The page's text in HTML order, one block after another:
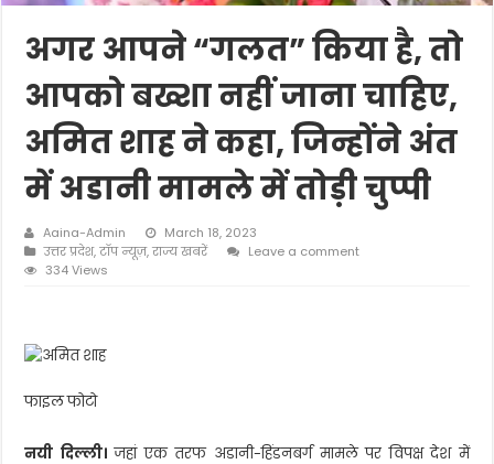
अगर आपने “गलत” किया है, तो
आपको बख्शा नहीं जाना चाहिए,
अमित शाह ने कहा, जिन्होंने अंत
में अडानी मामले में तोड़ी चुप्पी
Aaina-Admin
March 18, 2023
उत्तर प्रदेश,टॉप न्यूज़,राज्य खबरें
Leave a comment
334 Views
फाइल फोटो
नयी दिल्ली।जहां एक तरफ अडानी-हिंडनबर्ग मामले पर विपक्ष देश में